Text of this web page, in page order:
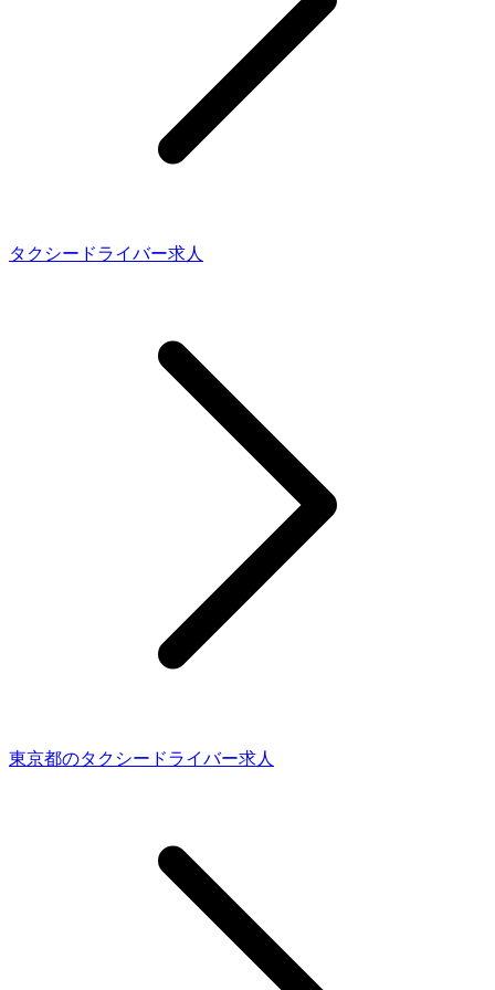
タクシードライバー求人
東京都のタクシードライバー求人